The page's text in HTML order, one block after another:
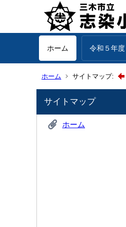
ホーム 令和５年度
ホーム サイトマップ:
サイトマップ
ホーム